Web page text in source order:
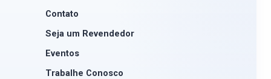
Contato
Seja um Revendedor
Eventos
Trabalhe Conosco